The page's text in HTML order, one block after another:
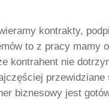
kontrakty,
to z pracy mamy
kontrahent nie
przewidziane
biznesowy jest